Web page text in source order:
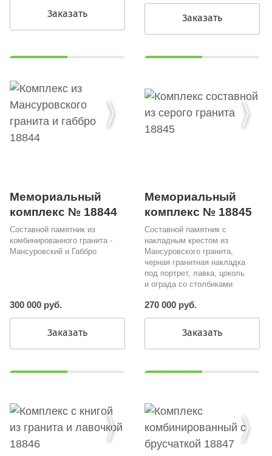
Заказать Заказать
Мемориальный
комплекс № 18844
Составной памятник из
комбинированного гранита -
Мансуровский и Габбро
300 000 руб.
Заказать
Мемориальный
комплекс № 18845
Составной памятник с
накладным крестом из
Мансуровского гранита,
черная гранитная накладка
под портрет, лавка, цоколь
и ограда со столбиками
270 000 руб.
Заказать